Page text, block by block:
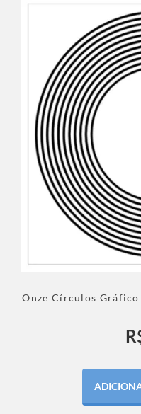
Onze Círculos